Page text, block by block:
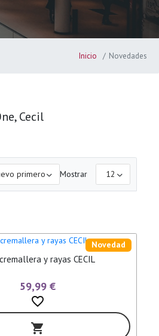
Inicio Novedades
Cecil
Mostrar
y rayas CECIL
Novedad
59,99 €
favorite_border
shopping_cart